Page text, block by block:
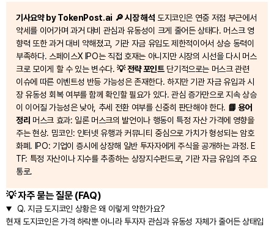
기사요약 by TokenPost.ai 🔎 시장 해석 도지코인은 연중 저점 부근에서
약세를 이어가며 과거 대비 관심과 유동성이 크게 줄어든 상태다. 머스크 영
향력 또한 과거 대비 약해졌고, 기관 자금 유입도 제한적이어서 상승 동력이
부족하다. 스페이스X IPO는 직접 호재는 아니지만 시장의 시선을 다시 머스
크로 모이게 할 수 있는 변수다.💡 전략 포인트단기적으로는 머스크 관련
이슈에 따른 이벤트성 반등 가능성은 존재한다. 하지만 기관 자금 유입과 시
장 유동성 회복 여부를 함께 확인할 필요가 있다. 관심 증가만으로 지속 상승
이 이어질 가능성은 낮아, 추세 전환 여부를 신중히 판단해야 한다. 📘 용어
정리 머스크 효과: 일론 머스크의 발언이나 행동이 특정 자산 가격에 영향을
주는 현상. 밈코인: 인터넷 유행과 커뮤니티 중심으로 가치가 형성되는 암호
화폐. IPO: 기업이 증시에 상장해 일반 투자자에게 주식을 공개하는 과정. E
TF: 특정 자산이나 지수를 추종하는 상장지수펀드로, 기관 자금 유입의 주요
통로.
💡 자주 묻는 질문 (FAQ)
Q. 지금 도지코인 상황은 왜 이렇게 약한가요?
현재 도지코인은 가격 하락뿐 아니라 투자자 관심과 유동성 자체가 줄어든 상태입